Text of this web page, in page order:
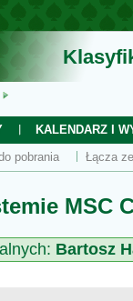
KALENDARZ I
pobrania Łącza
MSC
Bartosz